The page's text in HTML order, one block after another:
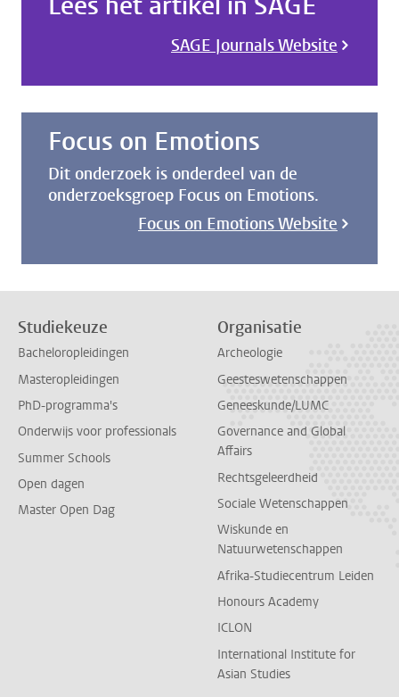
SAGE Journals Website
Focus on Emotions
Dit onderzoek is onderdeel van de
onderzoeksgroep Focus on Emotions.
Focus on Emotions Website
Studiekeuze
Bacheloropleidingen
Masteropleidingen
PhD-programma's
Onderwijs voor professionals
Summer Schools
Open dagen
Master Open Dag
Organisatie
Archeologie
Geesteswetenschappen
Geneeskunde/LUMC
Governance and Global
Affairs
Rechtsgeleerdheid
Sociale Wetenschappen
Wiskunde en
Natuurwetenschappen
Afrika-Studiecentrum Leiden
Honours Academy
ICLON
International Institute for
Asian Studies